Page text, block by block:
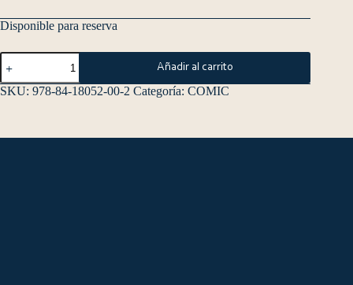
Disponible para reserva
Añadir al carrito
SKU: 978-84-18052-00-2 Categoría: COMIC